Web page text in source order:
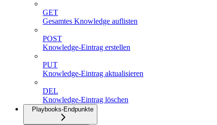
GET
Gesamtes Knowledge auflisten
POST
Knowledge-Eintrag erstellen
PUT
Knowledge-Eintrag aktualisieren
DEL
Knowledge-Eintrag löschen
Playbooks-Endpunkte